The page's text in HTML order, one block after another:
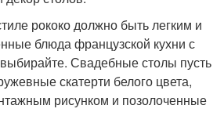
рококо должно быть легким и
блюда французской кухни с
Свадебные столы пусть
скатерти белого цвета,
рисунком и позолоченные